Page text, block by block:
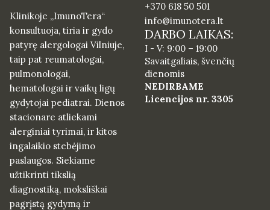
Klinikoje „ImunoTera“
konsultuoja, tiria ir gydo
patyrę alergologai Vilniuje,
taip pat reumatologai,
pulmonologai,
hematologai ir vaikų ligų
gydytojai pediatrai. Dienos
stacionare atliekami
alerginiai tyrimai, ir kitos
ingalaikio stebėjimo
paslaugos. Siekiame
užtikrinti tikslią
diagnostiką, moksliškai
pagrįstą gydymą ir
+370 618 50 501
info@imunotera.lt
DARBO LAIKAS:
I - V: 9:00 – 19:00
Savaitgaliais, švenčių
dienomis
NEDIRBAME
Licencijos nr. 3305